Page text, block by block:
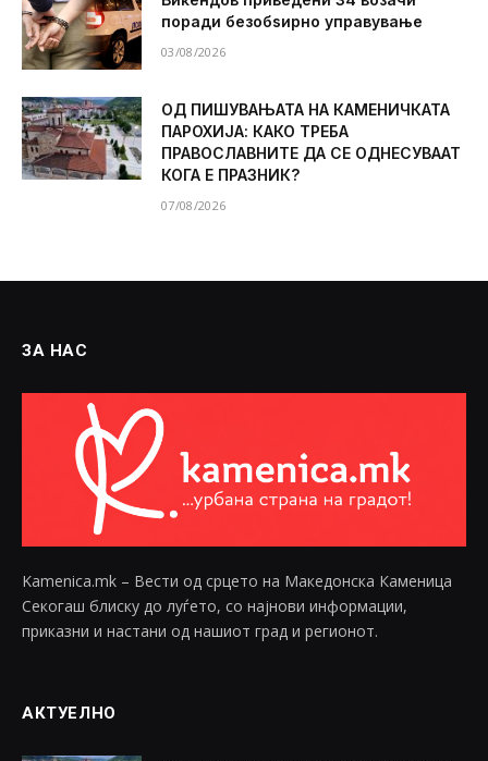
поради безобѕирно управување
03/08/2026
ОД ПИШУВАЊАТА НА КАМЕНИЧКАТА
ПАРОХИЈА: КАКО ТРЕБА
ПРАВОСЛАВНИТЕ ДА СЕ ОДНЕСУВААТ
КОГА Е ПРАЗНИК?
07/08/2026
ЗА НАС
Kamenica.mk – Вести од срцето на Македонска Каменица
Секогаш блиску до луѓето, со најнови информации,
приказни и настани од нашиот град и регионот.
АКТУЕЛНО